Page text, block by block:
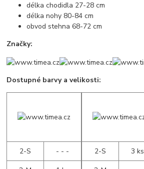
délka chodidla 27-28 cm
délka nohy 80-84 cm
obvod stehna 68-72 cm
Značky:
Dostupné barvy a velikosti:
2-S
- - -
2-S
3 ks